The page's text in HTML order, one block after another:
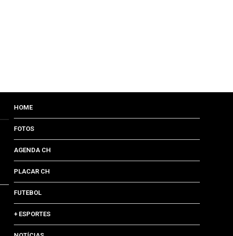
HOME
FOTOS
AGENDA CH
PLACAR CH
FUTEBOL
+ ESPORTES